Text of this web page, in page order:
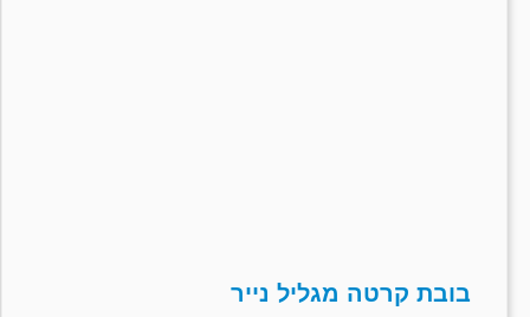
בובת קרטה מגליל נייר